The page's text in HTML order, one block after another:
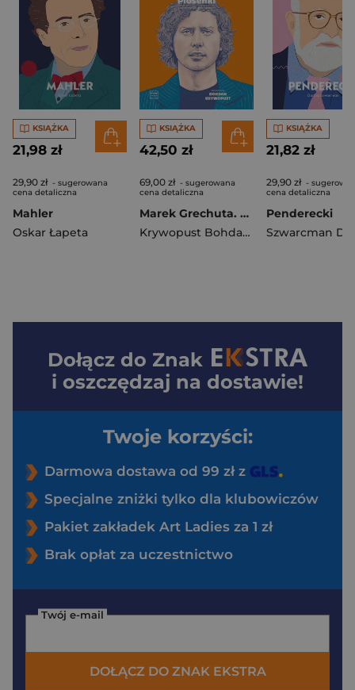
KSIĄŻKA
21,98 zł
29,90 zł - sugerowana
cena detaliczna
Mahler
Oskar Łapeta
KSIĄŻKA
42,50 zł
69,00 zł - sugerowana
cena detaliczna
Marek Grechuta. Piosenki na głos, fortepian i gitarę
Krywopust Bohdan opracowanie
KSIĄŻKA
21,82 zł
29,90 zł -
cena detaliczna
Penderecki
Szwarcman
Dołącz do Znak
i oszczędzaj na dostawie!
Twoje korzyści:
Darmowa dostawa od 99 zł z
Specjalne zniżki tylko dla klubowiczów
Pakiet zakładek Art Ladies za 1 zł
Brak opłat za uczestnictwo
Twój e-mail
DOŁĄCZ DO ZNAK EKSTRA